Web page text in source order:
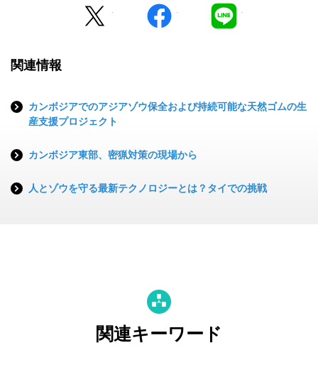
facebook
関連情報
カンボジアでのアジアゾウ保全および持続可能な天然ゴムの生
産支援プロジェクト
カンボジア東部、密猟対策の現場から
人とゾウを守る最新テクノロジーとは？タイでの挑戦
関連キーワード